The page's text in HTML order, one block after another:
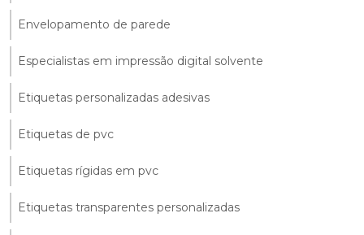
Envelopamento de parede
Especialistas em impressão digital solvente
Etiquetas personalizadas adesivas
Etiquetas de pvc
Etiquetas rígidas em pvc
Etiquetas transparentes personalizadas